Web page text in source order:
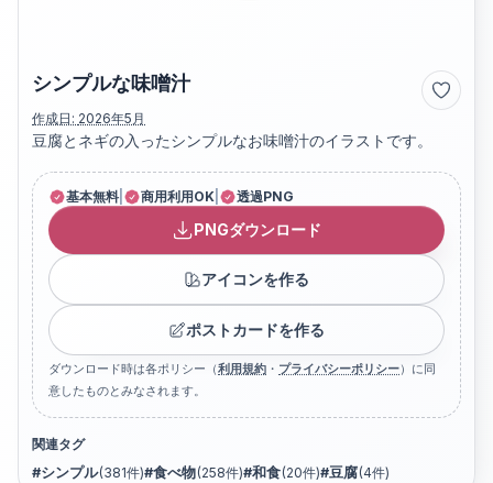
シンプルな味噌汁
作成日: 2026年5月
豆腐とネギの入ったシンプルなお味噌汁のイラストです。
基本無料 商用利用OK 透過PNG
PNGダウンロード
アイコンを作る
ポストカードを作る
ダウンロード時は各ポリシー（利用規約 ・ プライバシーポリシー）に同
意したものとみなされます。
関連タグ
#シンプル(381件)#食べ物(258件)#和食(20件)#豆腐(4件)